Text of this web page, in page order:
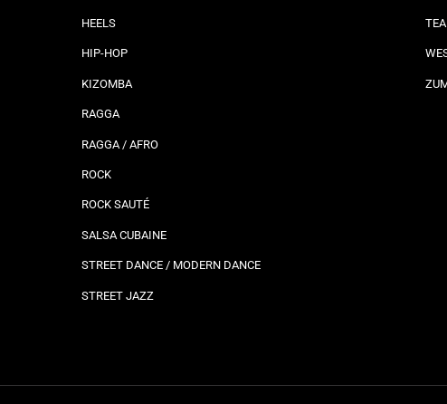
HEELS
HIP-HOP
KIZOMBA
RAGGA
RAGGA / AFRO
ROCK
ROCK SAUTÉ
SALSA CUBAINE
STREET DANCE / MODERN DANCE
STREET JAZZ